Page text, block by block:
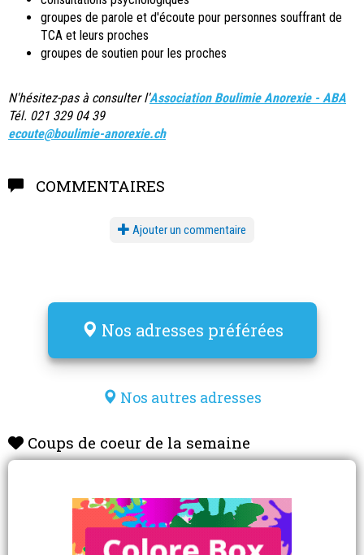
groupes de parole et d'écoute pour personnes souffrant de
TCA et leurs proches
groupes de soutien pour les proches
N'hésitez-pas à consulter l'Association Boulimie Anorexie - ABA
Tél. 021 329 04 39
ecoute@boulimie-anorexie.ch
COMMENTAIRES
Ajouter un commentaire
Nos adresses préférées
Nos autres adresses
Coups de coeur de la semaine